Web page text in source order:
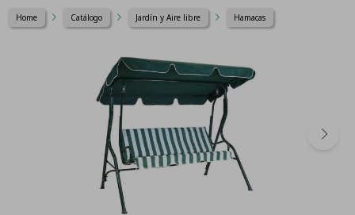
Home Catálogo Jardín y Aire libre Hamacas